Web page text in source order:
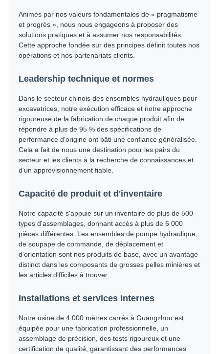
Animés par nos valeurs fondamentales de « pragmatisme
et progrès », nous nous engageons à proposer des
solutions pratiques et à assumer nos responsabilités.
Cette approche fondée sur des principes définit toutes nos
opérations et nos partenariats clients.
Leadership technique et normes
Dans le secteur chinois des ensembles hydrauliques pour
excavatrices, notre exécution efficace et notre approche
rigoureuse de la fabrication de chaque produit afin de
répondre à plus de 95 % des spécifications de
performance d'origine ont bâti une confiance généralisée.
Cela a fait de nous une destination pour les pairs du
secteur et les clients à la recherche de connaissances et
d’un approvisionnement fiable.
Capacité de produit et d'inventaire
Notre capacité s'appuie sur un inventaire de plus de 500
types d'assemblages, donnant accès à plus de 6 000
pièces différentes. Les ensembles de pompe hydraulique,
de soupape de commande, de déplacement et
d'orientation sont nos produits de base, avec un avantage
distinct dans les composants de grosses pelles minières et
les articles difficiles à trouver.
Installations et services internes
Notre usine de 4 000 mètres carrés à Guangzhou est
équipée pour une fabrication professionnelle, un
assemblage de précision, des tests rigoureux et une
certification de qualité, garantissant des performances